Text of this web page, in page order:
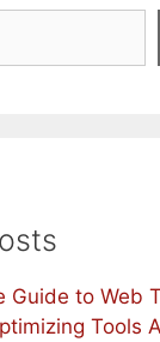
Guide to Web
Tools